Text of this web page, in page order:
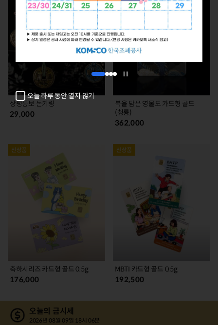
상평통보 돈키링
29,000
복을 담은 영물도 카드형 골드
(청룡)
362,000
축하시리즈 카드형 골드 0.5g
176,000
MBTI 카드형 골드 0.5g
192,500
오늘의 금시세
2026년 08월 09일 18시 06분
1 234
자
넘
김
정
오늘 하루 동안 열지 않기